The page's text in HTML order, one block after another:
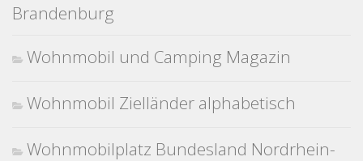
Brandenburg
Wohnmobil und Camping Magazin
Wohnmobil Zielländer alphabetisch
Wohnmobilplatz Bundesland Nordrhein-